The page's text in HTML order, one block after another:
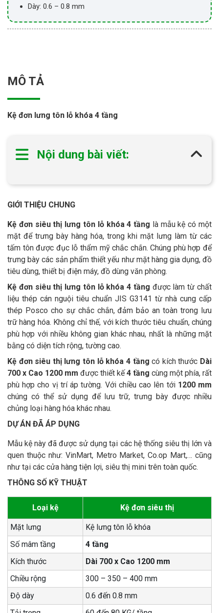
Dày: 0.6 – 0.8 mm
MÔ TẢ
Kệ đơn lưng tôn lỗ khóa 4 tầng
Nội dung bài viết:
GIỚI THIỆU CHUNG
Kệ đơn siêu thị lưng tôn lỗ khóa 4 tầng là mẫu kệ có một
mặt để trưng bày hàng hóa, trong khi mặt lưng làm từ các
tấm tôn được đục lỗ thẩm mỹ chắc chắn. Chúng phù hợp để
trưng bày các sản phẩm thiết yếu như mặt hàng gia dụng, đồ
tiêu dùng, thiết bị điện máy, đồ dùng văn phòng.
Kệ đơn siêu thị lưng tôn lỗ khóa 4 tầng được làm từ chất
liệu thép cán nguội tiêu chuẩn JIS G3141 từ nhà cung cấp
thép Posco cho sự chắc chắn, đảm bảo an toàn trong lưu
trữ hàng hóa. Không chỉ thế, với kích thước tiêu chuẩn, chúng
phù hợp với nhiều không gian khác nhau, nhất là những mặt
bằng có diện tích rộng, tường cao.
Kệ đơn siêu thị lưng tôn lỗ khóa 4 tầngcó kích thước Dài
700 x Cao 1200 mm được thiết kế4 tầng cùng một phía, rất
phù hợp cho vị trí áp tường. Với chiều cao lên tới 1200 mm
chúng có thể sử dụng để lưu trữ, trưng bày được nhiều
chủng loại hàng hóa khác nhau.
DỰ ÁN ĐÃ ÁP DỤNG
Mẫu kệ này đã được sử dụng tại các hệ thống siêu thị lớn và
quen thuộc như: VinMart, Metro Market, Co.op Mart,… cũng
như tại các cửa hàng tiện lợi, siêu thị mini trên toàn quốc.
THÔNG SỐ KỸ THUẬT
Loại kệ Kệ đơn siêu thị
Mặt lưng
Kệ lưng tôn lỗ khóa
Số mâm tầng
4 tầng
Kích thước
Dài 700 x Cao 1200 mm
Chiều rộng
300 – 350 – 400 mm
Độ dày
0.6 đến 0.8 mm